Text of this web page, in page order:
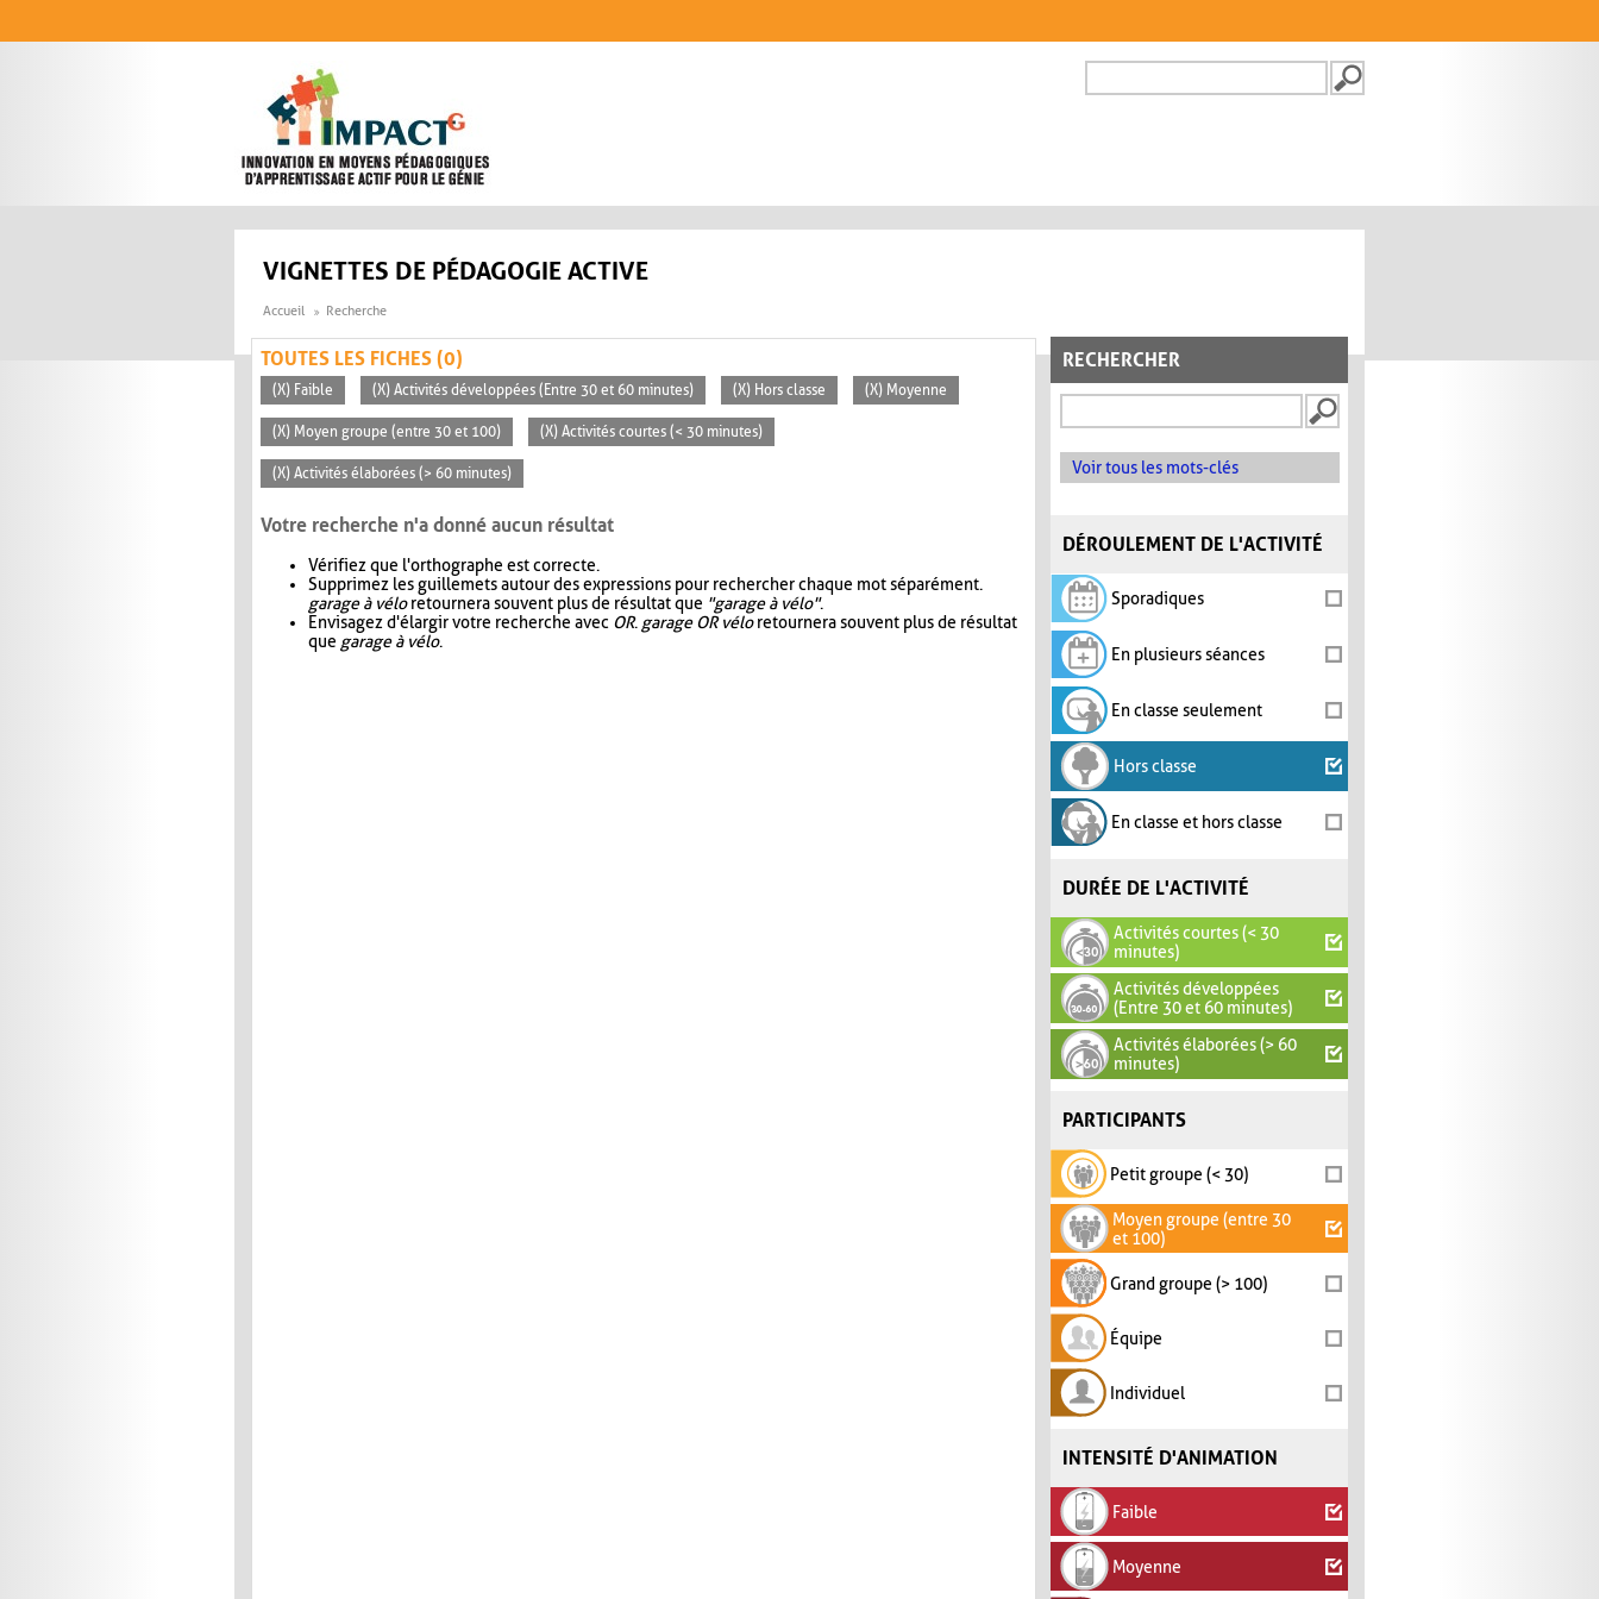
FORMULAIRE DE
VIGNETTES DE PÉDAGOGIE ACTIVE
Accueil Recherche
RECHERCHER
Voir tous les mots-clés
DÉROULEMENT DE L'ACTIVITÉ
Sporadiques
En plusieurs séances
En classe seulement
Hors classe
En classe et hors classe
DURÉE DE L'ACTIVITÉ
Activités courtes (< 30
minutes)
Activités développées
(Entre 30 et 60 minutes)
Activités élaborées (> 60
minutes)
PARTICIPANTS
Petit groupe (< 30)
Moyen groupe (entre 30
et 100)
Grand groupe (> 100)
Équipe
Individuel
INTENSITÉ D'ANIMATION
Faible
Moyenne
TOUTES LES FICHES (0)
(X) Faible (X) Activités développées (Entre 30 et 60 minutes) (X) Hors classe (X) Moyenne
(X) Moyen groupe (entre 30 et 100) (X) Activités courtes (< 30 minutes)
(X) Activités élaborées (> 60 minutes)
Votre recherche n'a donné aucun résultat
Vérifiez que l'orthographe est correcte.
Supprimez les guillemets autour des expressions pour rechercher chaque mot séparément.
garage à véloretournera souvent plus de résultat que "garage à vélo".
Envisagez d'élargir votre recherche avec OR. garage OR véloretournera souvent plus de résultat
que garage à vélo.